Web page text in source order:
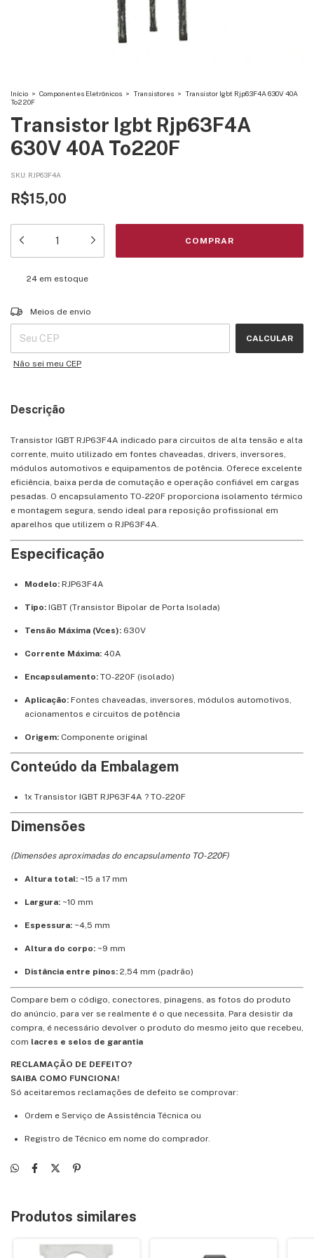
Início > Componentes Eletrônicos > Transistores > Transistor Igbt Rjp63F4A 630V 40A
To220F
Transistor Igbt Rjp63F4A
630V 40A To220F
SKU: RJP63F4A
R$15,00
24 em estoque
Entregas para o CEP:
Meios de envio
CALCULAR
Não sei meu CEP
Descrição
Transistor IGBT RJP63F4A indicado para circuitos de alta tensão e alta
corrente, muito utilizado em fontes chaveadas, drivers, inversores,
módulos automotivos e equipamentos de potência. Oferece excelente
eficiência, baixa perda de comutação e operação confiável em cargas
pesadas. O encapsulamento TO-220F proporciona isolamento térmico
e montagem segura, sendo ideal para reposição profissional em
aparelhos que utilizem o RJP63F4A.
Especificação
Modelo: RJP63F4A
Tipo: IGBT (Transistor Bipolar de Porta Isolada)
Tensão Máxima (Vces): 630V
Corrente Máxima: 40A
Encapsulamento: TO-220F (isolado)
Aplicação: Fontes chaveadas, inversores, módulos automotivos,
acionamentos e circuitos de potência
Origem: Componente original
Conteúdo da Embalagem
1x Transistor IGBT RJP63F4A ? TO-220F
Dimensões
(Dimensões aproximadas do encapsulamento TO-220F)
Altura total: ~15 a 17 mm
Largura: ~10 mm
Espessura: ~4,5 mm
Altura do corpo: ~9 mm
Distância entre pinos: 2,54 mm (padrão)
Compare bem o código, conectores, pinagens, as fotos do produto
do anúncio, para ver se realmente é o que necessita. Para desistir da
compra, é necessário devolver o produto do mesmo jeito que recebeu,
com lacres e selos de garantia
RECLAMAÇÃO DE DEFEITO?
SAIBA COMO FUNCIONA!
Só aceitaremos reclamações de defeito se comprovar:
Ordem e Serviço de Assistência Técnica ou
Registro de Técnico em nome do comprador.
Produtos similares